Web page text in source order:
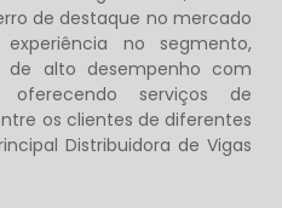
de destaque no mercado
no segmento,
de alto desempenho com
serviços de
os clientes de diferentes
Distribuidora de Vigas